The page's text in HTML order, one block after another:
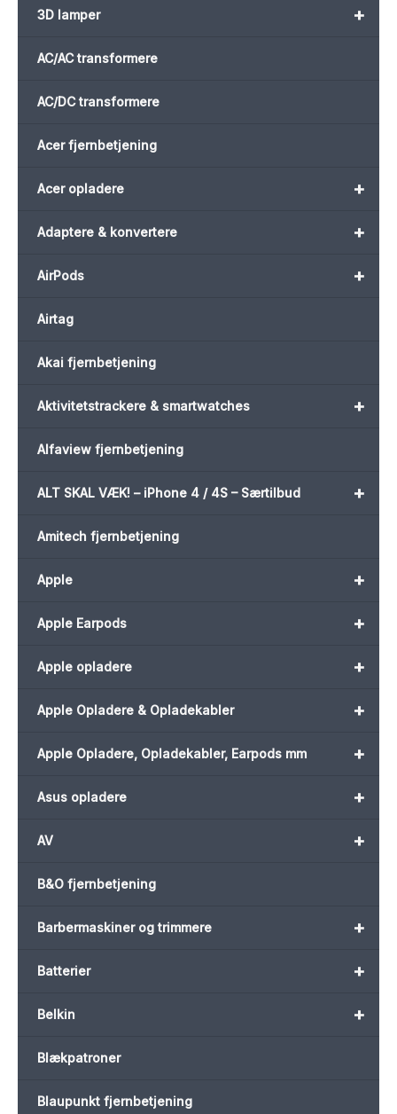
+
3D lamper
AC/AC transformere
AC/DC transformere
Acer fjernbetjening
+
Acer opladere
+
Adaptere & konvertere
+
AirPods
Airtag
Akai fjernbetjening
+
Aktivitetstrackere & smartwatches
Alfaview fjernbetjening
+
ALT SKAL VÆK! – iPhone 4 / 4S – Særtilbud
Amitech fjernbetjening
+
Apple
+
Apple Earpods
+
Apple opladere
+
Apple Opladere & Opladekabler
+
Apple Opladere, Opladekabler, Earpods mm
+
Asus opladere
+
AV
B&O fjernbetjening
+
Barbermaskiner og trimmere
+
Batterier
+
Belkin
Blækpatroner
Blaupunkt fjernbetjening